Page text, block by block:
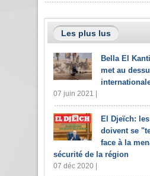
Les plus lus
Bella El
met au
07 juin 2021 |
El Djeïch:
doivent se
face à la
sécurité de la région
07 déc 2020 |